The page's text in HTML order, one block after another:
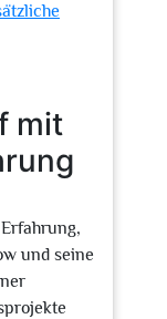
mit
und seine